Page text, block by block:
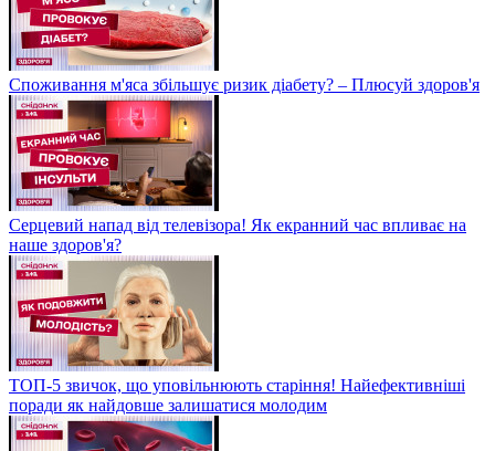
Споживання м'яса збільшує ризик діабету? – Плюсуй здоров'я
Серцевий напад від телевізора! Як екранний час впливає на
наше здоров'я?
ТОП-5 звичок, що уповільнюють старіння! Найефективніші
поради як найдовше залишатися молодим